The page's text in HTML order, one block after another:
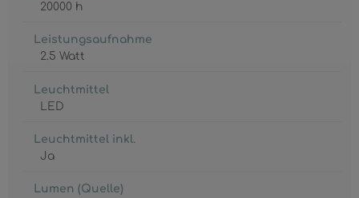
20000 h
Leistungsaufnahme
2.5 Watt
Leuchtmittel
LED
Leuchtmittel inkl.
Ja
Lumen (Quelle)